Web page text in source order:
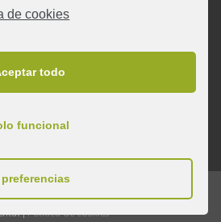
de cookies
todo
funcional
preferencias
reservados a Consell Comarcal del Vallès
|Política de cookies